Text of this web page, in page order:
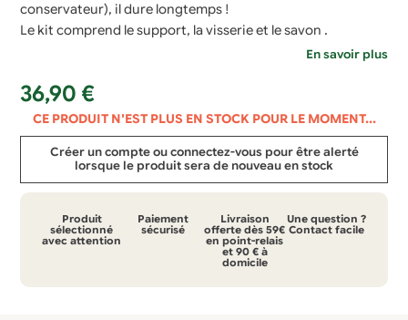
conservateur), il dure longtemps !
Le kit comprend le support, la visserie et le savon .
En savoir plus
36,90 €
CE PRODUIT N'EST PLUS EN STOCK POUR LE MOMENT...
Créer un compte ou connectez-vous pour être alerté
lorsque le produit sera de nouveau en stock
Produit
sélectionné
avec attention
Paiement
sécurisé
Livraison
offerte dès 59€
en point-relais
et 90 € à
domicile
Une question ?
Contact facile